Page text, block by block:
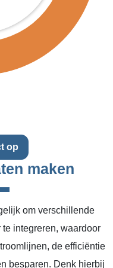
op
maken
om verschillende
integreren, waardoor
de efficiëntie
besparen. Denk hierbij